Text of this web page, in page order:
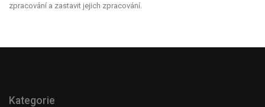
zpracování a zastavit jejich zpracování.
Kategorie